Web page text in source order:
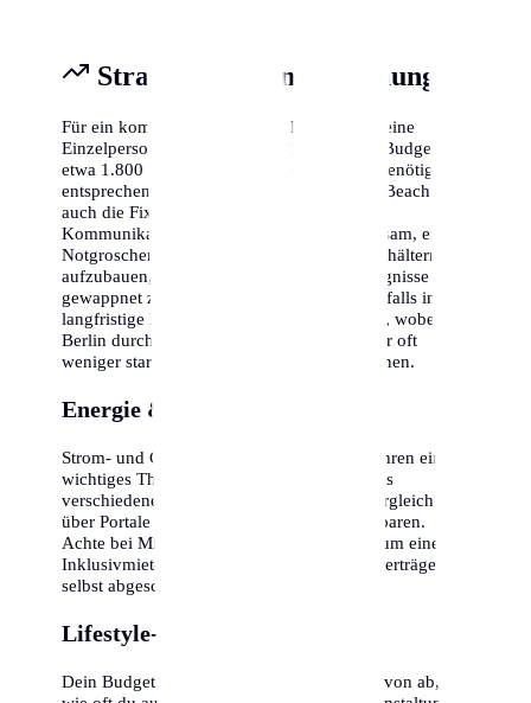
Strategische Finanzplanung
Für ein komfortables Leben in Berlin sollte eine
Einzelperson mit einem monatlichen Netto-Budget von
etwa 1.800 € bis 2.500 € planen. Familien benötigen
entsprechend mehr (ca. 3.500 € - 5.000 €). Beachte
auch die Fixkosten für Versicherungen und
Kommunikation (Internet/Handy). Es ist ratsam, einen
Notgroschen von mindestens drei Monatsgehältern
aufzubauen, um für unvorhergesehene Ereignisse
gewappnet zu sein. Die Inflation sollte ebenfalls in die
langfristige Kalkulation einbezogen werden, wobei
Berlin durch seine stabile Wirtschaftsstruktur oft
weniger stark betroffen ist als andere Regionen.
Energie & Nebenkosten
Strom- und Gaspreise sind in den letzten Jahren ein
wichtiges Thema geworden. In Berlin gibt es
verschiedene Anbieter, ein regelmäßiger Vergleich
über Portale kann hunderte Euro pro Jahr sparen.
Achte bei Mietverträgen darauf, ob es sich um eine
Inklusivmiete handelt oder ob alle Energieverträge
selbst abgeschlossen werden müssen.
Lifestyle-Optionen
Dein Budget in Berlin hängt maßgeblich davon ab,